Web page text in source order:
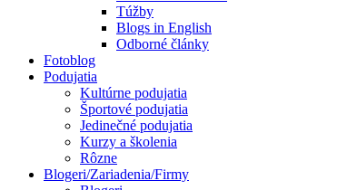
Túžby
Blogs in English
Odborné články
Fotoblog
Podujatia
Kultúrne podujatia
Športové podujatia
Jedinečné podujatia
Kurzy a školenia
Rôzne
Blogeri/Zariadenia/Firmy